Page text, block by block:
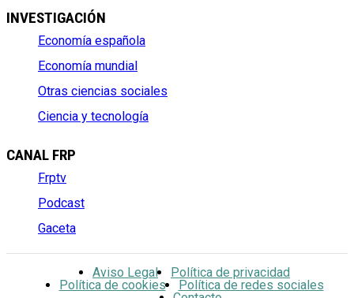
INVESTIGACIÓN
Economía española
Economía mundial
Otras ciencias sociales
Ciencia y tecnología
CANAL FRP
Frptv
Podcast
Gaceta
Aviso Legal
Política de privacidad
Política de cookies
Política de redes sociales